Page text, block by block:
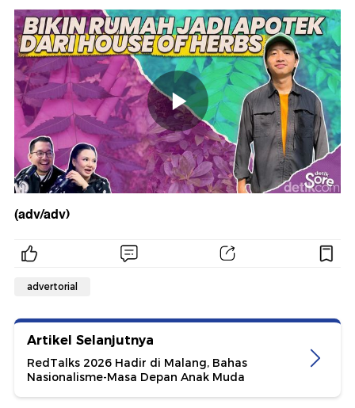
(adv/adv)
advertorial
Artikel Selanjutnya
RedTalks 2026 Hadir di Malang, Bahas
Nasionalisme-Masa Depan Anak Muda